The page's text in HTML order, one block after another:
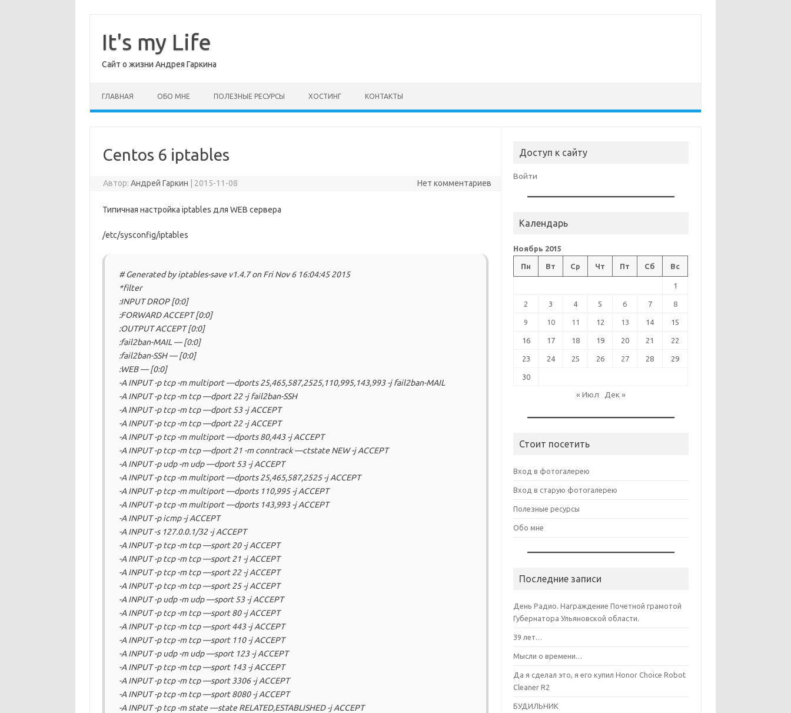
содержимому
It's my Life
Сайт о жизни Андрея Гаркина
ГЛАВНАЯ ОБО МНЕ ПОЛЕЗНЫЕ РЕСУРСЫ ХОСТИНГ КОНТАКТЫ
Centos 6 iptables
Автор:Андрей Гаркин 2015-11-08 Нет комментариев
Типичная настройка iptables для WEB сервера
/etc/sysconfig/iptables
# Generated by iptables-save v1.4.7 on Fri Nov 6 16:04:45 2015
*filter
:INPUT DROP [0:0]
:FORWARD ACCEPT [0:0]
:OUTPUT ACCEPT [0:0]
:fail2ban-MAIL — [0:0]
:fail2ban-SSH — [0:0]
:WEB — [0:0]
-A INPUT -p tcp -m multiport —dports 25,465,587,2525,110,995,143,993 -j fail2ban-MAIL
-A INPUT -p tcp -m tcp —dport 22 -j fail2ban-SSH
-A INPUT -p tcp -m tcp —dport 53 -j ACCEPT
-A INPUT -p tcp -m tcp —dport 22 -j ACCEPT
-A INPUT -p tcp -m multiport —dports 80,443 -j ACCEPT
-A INPUT -p tcp -m tcp —dport 21 -m conntrack —ctstate NEW -j ACCEPT
-A INPUT -p udp -m udp —dport 53 -j ACCEPT
-A INPUT -p tcp -m multiport —dports 25,465,587,2525 -j ACCEPT
-A INPUT -p tcp -m multiport —dports 110,995 -j ACCEPT
-A INPUT -p tcp -m multiport —dports 143,993 -j ACCEPT
-A INPUT -p icmp -j ACCEPT
-A INPUT -s 127.0.0.1/32 -j ACCEPT
-A INPUT -p tcp -m tcp —sport 20 -j ACCEPT
-A INPUT -p tcp -m tcp —sport 21 -j ACCEPT
-A INPUT -p tcp -m tcp —sport 22 -j ACCEPT
-A INPUT -p tcp -m tcp —sport 25 -j ACCEPT
-A INPUT -p udp -m udp —sport 53 -j ACCEPT
-A INPUT -p tcp -m tcp —sport 80 -j ACCEPT
-A INPUT -p tcp -m tcp —sport 443 -j ACCEPT
-A INPUT -p tcp -m tcp —sport 110 -j ACCEPT
-A INPUT -p udp -m udp —sport 123 -j ACCEPT
-A INPUT -p tcp -m tcp —sport 143 -j ACCEPT
-A INPUT -p tcp -m tcp —sport 3306 -j ACCEPT
-A INPUT -p tcp -m tcp —sport 8080 -j ACCEPT
-A INPUT -p tcp -m state —state RELATED,ESTABLISHED -j ACCEPT
Доступ к сайту
Войти
Календарь
Ноябрь 2015
Пн Вт Ср Чт Пт Сб Вс
1
2 3 4 5 6 7 8
9 10 11 12 13 14 15
16 17 18 19 20 21 22
23 24 25 26 27 28 29
30
« Июл Дек »
Стоит посетить
Вход в фотогалерею
Вход в старую фотогалерею
Полезные ресурсы
Обо мне
Последние записи
День Радио. Награждение Почетной грамотой
Губернатора Ульяновской области.
39 лет…
Мысли о времени…
Да я сделал это, я его купил Honor Choice Robot
Cleaner R2
БУДИЛЬНИК